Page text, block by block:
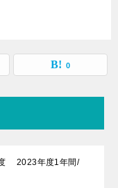
0
度 2023年度1年間/